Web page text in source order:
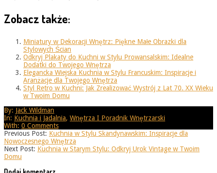
Zobacz także:
Miniatury w Dekoracji Wnętrz: Piękne Małe Obrazki dla
Stylowych Ścian
Odkryj Plakaty do Kuchni w Stylu Prowansalskim: Idealne
Dodatki do Twojego Wnętrza
Elegancka Wiejska Kuchnia w Stylu Francuskim: Inspiracje i
Aranżacje dla Twojego Wnętrza
Styl Retro w Kuchni: Jak Zrealizować Wystrój z Lat 70. XX Wieku
w Twoim Domu
2025-
08-
25
By: Jack Wildman
In: Kuchnia i Jadalnia, Wnętrza I Poradnik Wnętrzarski
With: 0 Comments
Previous Post: Kuchnia w Stylu Skandynawskim: Inspiracje dla
Nowoczesnego Wnętrza
Next Post: Kuchnia w Starym Stylu: Odkryj Urok Vintage w Twoim
Domu
Dodaj komentarz